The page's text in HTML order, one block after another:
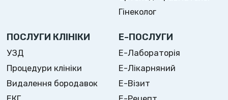
Гінеколог
ПОСЛУГИ КЛІНІКИ
УЗД
Процедури клініки
Видалення бородавок
Е-ПОСЛУГИ
Е-Лабораторія
Е-Лікарняний
Е-Візит